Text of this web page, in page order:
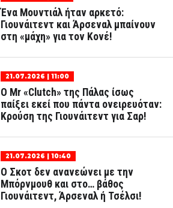
Ένα Μουντιάλ ήταν αρκετό:
Γιουνάιτεντ και Άρσεναλ μπαίνουν
στη «μάχη» για τον Κονέ!
21.07.2026 | 11:00
Ο Mr «Clutch» της Πάλας ίσως
παίξει εκεί που πάντα ονειρευόταν:
Κρούση της Γιουνάιτεντ για Σαρ!
21.07.2026 | 10:40
Ο Σκοτ δεν ανανεώνει με την
Μπόρνμουθ και στο… βάθος
Γιουνάιτεντ, Άρσεναλ ή Τσέλσι!